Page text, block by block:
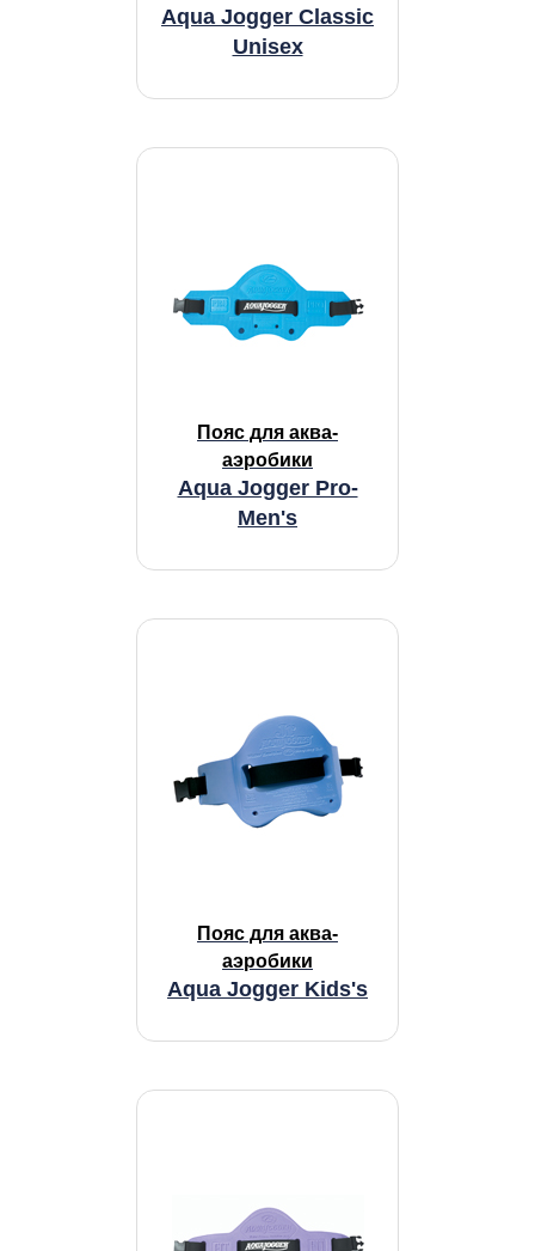
Aqua Jogger Classic
Unisex
Пояс для аква-
аэробики
Aqua Jogger Pro-
Men's
Пояс для аква-
аэробики
Aqua Jogger Kids's